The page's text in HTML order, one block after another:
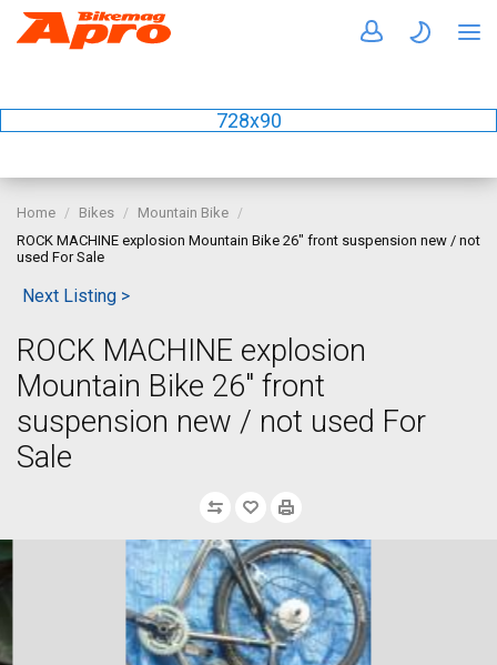
728x90
Home Bikes
Mountain Bike
ROCK MACHINE explosion Mountain Bike 26" front suspension new / not
used For Sale
Next Listing >
ROCK MACHINE explosion
Mountain Bike 26" front
suspension new / not used For
Sale